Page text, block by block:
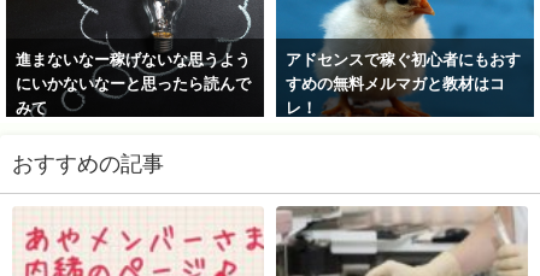
進まないなー稼げないな思うよう
にいかないなーと思ったら読んで
みて
アドセンスで稼ぐ初心者にもおす
すめの無料メルマガと教材はコ
レ！
おすすめの記事